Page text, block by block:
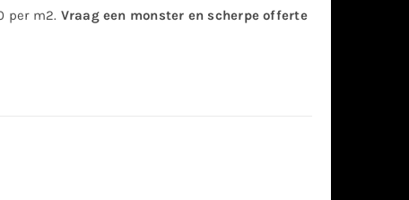
per m2. Vraag een monster en scherpe offerte